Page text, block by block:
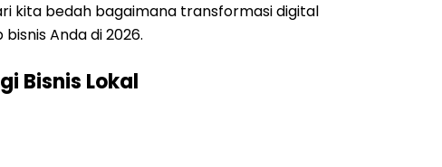
kita bedah bagaimana transformasi digital
Anda di 2026.
Bisnis Lokal